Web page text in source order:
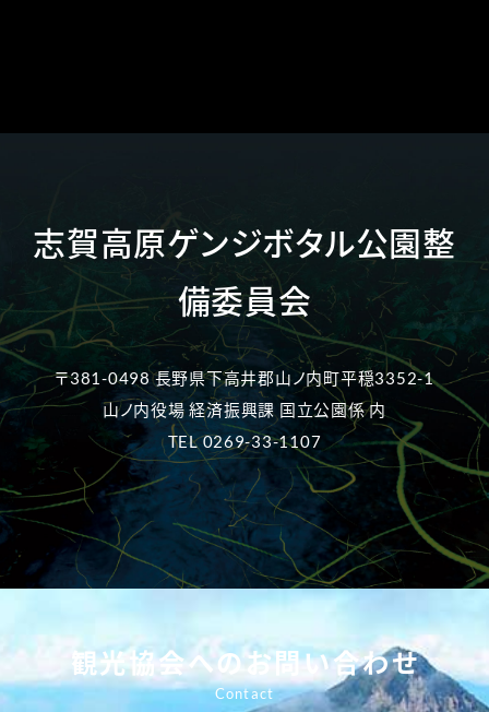
志賀高原ゲンジボタル公園整
備委員会
〒381-0498 長野県下高井郡山ノ内町平穏3352-1
山ノ内役場 経済振興課 国立公園係 内
TEL 0269-33-1107
観光協会へのお問い合わせ